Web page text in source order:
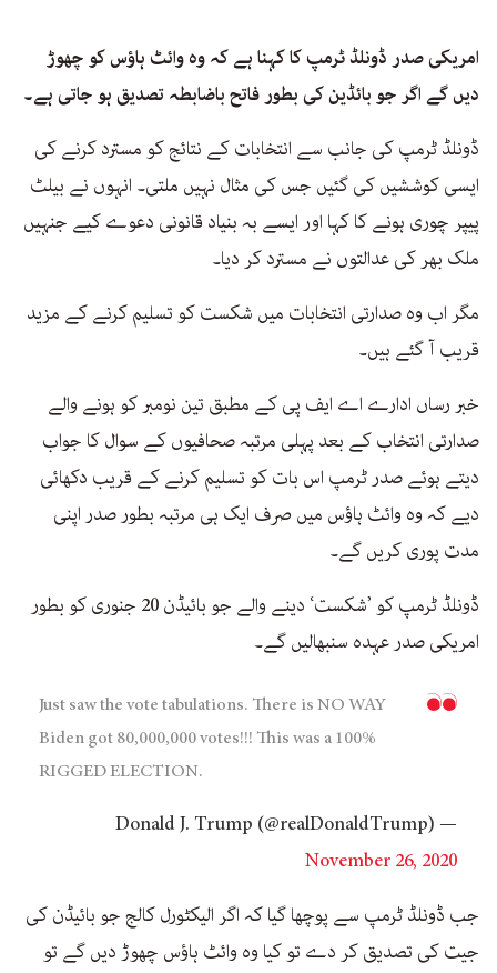
امریکی صدر ڈونلڈ ٹرمپ کا کہنا ہے کہ وہ وائٹ ہاؤس کو چھوڑ
دیں گے اگر جو بائڈین کی بطور فاتح باضابطہ تصدیق ہو جاتی ہے۔
ڈونلڈ ٹرمپ کی جانب سے انتخابات کے نتائج کو مسترد کرنے کی
ایسی کوششیں کی گئیں جس کی مثال نہیں ملتی۔ انہوں نے بیلٹ
پیپر چوری ہونے کا کہا اور ایسے بہ بنیاد قانونی دعوے کیے جنہیں
ملک بھر کی عدالتوں نے مسترد کر دیا۔
مگر اب وہ صدارتی انتخابات میں شکست کو تسلیم کرنے کے مزید
قریب آ گئے ہیں۔
خبر رساں ادارے اے ایف پی کے مطبق تین نومبر کو ہونے والے
صدارتی انتخاب کے بعد پہلی مرتبہ صحافیوں کے سوال کا جواب
دیتے ہوئے صدر ٹرمپ اس بات کو تسلیم کرنے کے قریب دکھائی
دیے کہ وہ وائٹ ہاؤس میں صرف ایک ہی مرتبہ بطور صدر اپنی
مدت پوری کریں گے۔
ڈونلڈ ٹرمپ کو ’شکست‘ دینے والے جو بائیڈن 20 جنوری کو بطور
امریکی صدر عہدہ سنبھالیں گے۔
Just saw the vote tabulations. There is NO WAY
Biden got 80,000,000 votes!!! This was a 100%
RIGGED ELECTION.
— Donald J. Trump (@realDonaldTrump)
November 26, 2020
جب ڈونلڈ ٹرمپ سے پوچھا گیا کہ اگر الیکٹورل کالج جو بائیڈن کی
جیت کی تصدیق کر دے تو کیا وہ وائٹ ہاؤس چھوڑ دیں گے تو